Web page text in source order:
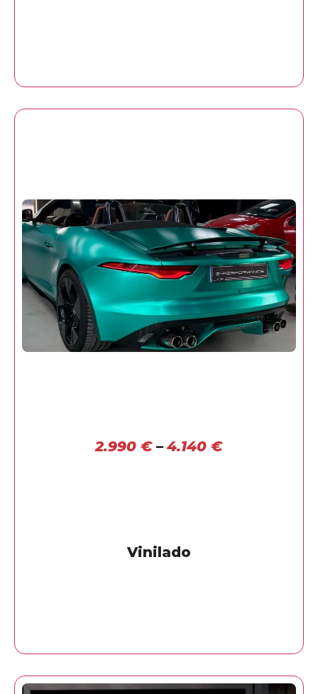
2.990 € – 4.140 €
Vinilado